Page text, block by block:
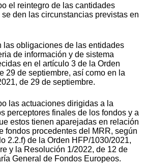
el reintegro de las cantidades
den las circunstancias previstas en
obligaciones de las entidades
de información y de sistema
en el artículo 3 de la Orden
29 de septiembre, así como en la
de 29 de septiembre.
las actuaciones dirigidas a la
perceptores finales de los fondos y a
estos tienen aparejadas en relación
fondos procedentes del MRR, según
2.2.f) de la Orden HFP/1030/2021,
y la Resolución 1/2022, de 12 de
General de Fondos Europeos.